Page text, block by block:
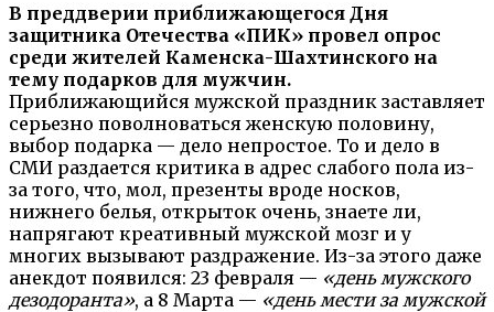
В преддверии приближающегося Дня
защитника Отечества «ПИК» провел опрос
среди жителей Каменска-Шахтинского на
тему подарков для мужчин.
Приближающийся мужской праздник заставляет
серьезно поволноваться женскую половину,
выбор подарка — дело непростое. То и дело в
СМИ раздается критика в адрес слабого пола из-
за того, что, мол, презенты вроде носков,
нижнего белья, открыток очень, знаете ли,
напрягают креативный мужской мозг и у
многих вызывают раздражение. Из-за этого даже
анекдот появился: 23 февраля — «день мужского
дезодоранта», а 8 Марта — «день мести за мужской